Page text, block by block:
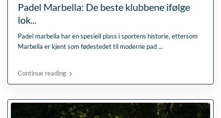
Padel Marbella: De beste klubbene ifølge
lok...
Padel marbella har en spesiell plass i sportens historie, ettersom
Marbella er kjent som fødestedet til moderne pad...
Continue reading